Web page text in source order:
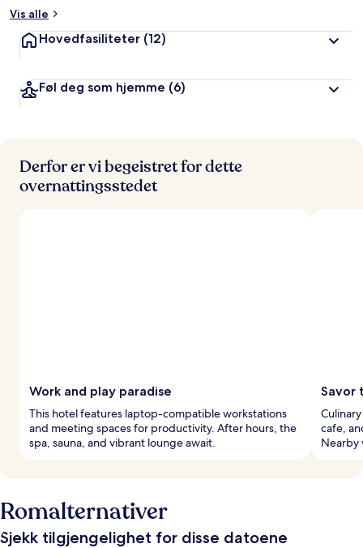
Vis alle
Hovedfasiliteter (12)
Føl deg som hjemme (6)
Derfor er vi begeistret for dette
overnattingsstedet
Work and play paradise
This hotel features laptop-compatible workstations
and meeting spaces for productivity. After hours, the
spa, sauna, and vibrant lounge await.
Savor
cafe,
Nearby
Romalternativer
Sjekk tilgjengelighet for disse datoene